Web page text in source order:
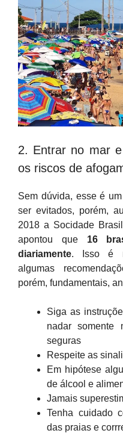
2. Entrar no mar
os riscos de
Sem dúvida, esse é
ser evitados, porém,
2018 a Socidade
apontou que 16
diariamente. Isso é
algumas
porém, fundamentais,
Siga as
nadar somente
seguras
Respeite as
Em hipótese
de álcool e
Jamais
Tenha cuidado
das praias e